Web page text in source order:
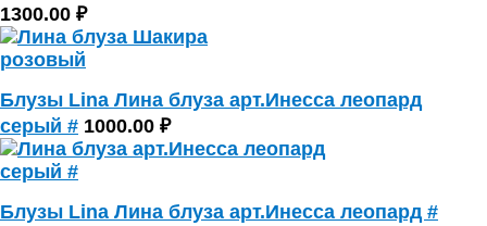
1300.00 ₽
Блузы Lina Лина блуза арт.Инесса леопард
серый # 1000.00 ₽
Блузы Lina Лина блуза арт.Инесса леопард #